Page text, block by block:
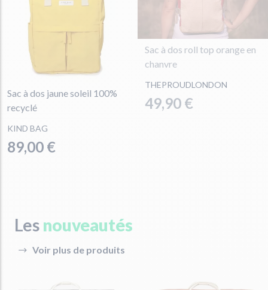
Sac à dos jaune soleil 100%
recyclé
KIND BAG
89,00 €
Sac à dos roll top orange en
chanvre
THEPROUDLONDON
49,90 €
Les nouveautés
Voir plus de produits